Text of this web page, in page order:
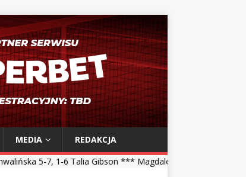
MEDIA
REDAKCJA
Gibson *** Magdalena Fręch 6-3, 3-6, 2-6 Jessica Pegula